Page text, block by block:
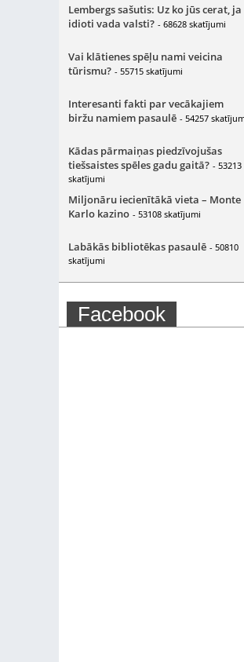
Lembergs sašutis: Uz ko jūs cerat, ja
idioti vada valsti? - 68628 skatījumi
Vai klātienes spēļu nami veicina
tūrismu? - 55715 skatījumi
Interesanti fakti par vecākajiem
biržu namiem pasaulē - 54257
Kādas pārmaiņas piedzīvojušas
tiešsaistes spēles gadu gaitā? - 53213
skatījumi
Miljonāru iecienītākā vieta – Monte
Karlo kazino - 53108 skatījumi
Labākās bibliotēkas pasaulē - 50810
skatījumi
Facebook